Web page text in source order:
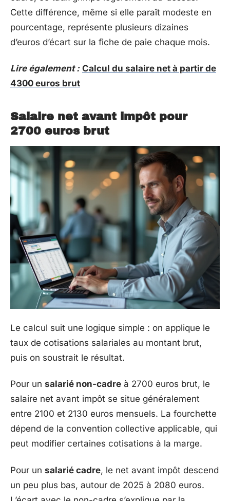
Cette différence, même si elle paraît modeste en
pourcentage, représente plusieurs dizaines
d’euros d’écart sur la fiche de paie chaque mois.
Lire également : Calcul du salaire net à partir de
4300 euros brut
Salaire net avant impôt pour
2700 euros brut
Le calcul suit une logique simple : on applique le
taux de cotisations salariales au montant brut,
puis on soustrait le résultat.
Pour un salarié non-cadre à 2700 euros brut, le
salaire net avant impôt se situe généralement
entre 2100 et 2130 euros mensuels. La fourchette
dépend de la convention collective applicable, qui
peut modifier certaines cotisations à la marge.
Pour un salarié cadre, le net avant impôt descend
un peu plus bas, autour de 2025 à 2080 euros.